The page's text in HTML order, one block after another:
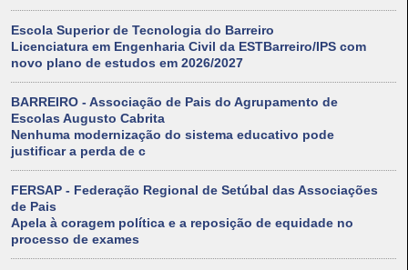
Escola Superior de Tecnologia do Barreiro
Licenciatura em Engenharia Civil da ESTBarreiro/IPS com
novo plano de estudos em 2026/2027
BARREIRO - Associação de Pais do Agrupamento de
Escolas Augusto Cabrita
Nenhuma modernização do sistema educativo pode
justificar a perda de c
FERSAP - Federação Regional de Setúbal das Associações
de Pais
Apela à coragem política e a reposição de equidade no
processo de exames